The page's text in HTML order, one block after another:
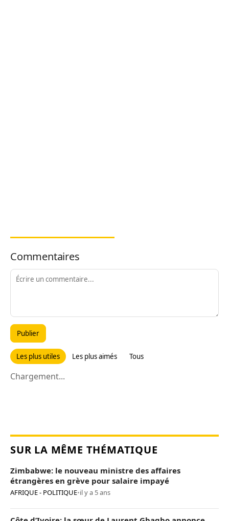
Commentaires
Publier
Les plus utiles Les plus aimés Tous
Chargement...
SUR LA MÊME THÉMATIQUE
Zimbabwe: le nouveau ministre des affaires
étrangères en grève pour salaire impayé
AFRIQUE - POLITIQUE•il y a 5 ans